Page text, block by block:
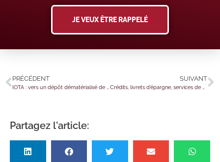
JE VEUX ÊTRE RAPPELÉ
PRÉCÉDENT
IOTA : vers un dépôt dématérialisé de leur déclaration
SUIVANT
Crédits, livrets d’épargne, services de paiement et assurances : attention aux escroqueries !
Partagez l'article: